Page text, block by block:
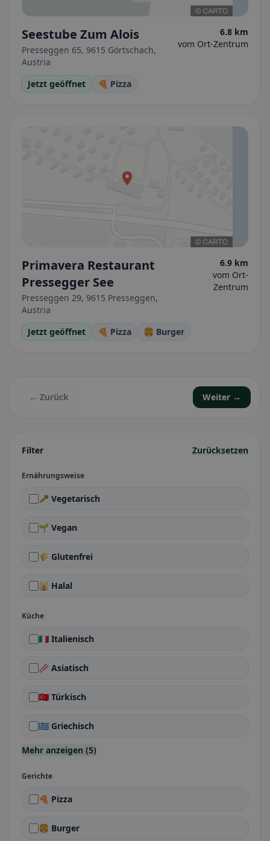
Filter Zurücksetzen
Ernährungsweise
🥕 Vegetarisch
🌱 Vegan
🌾 Glutenfrei
🕌 Halal
Küche
🇮🇹 Italienisch
🥢 Asiatisch
🇹🇷 Türkisch
🇬🇷 Griechisch
Mehr anzeigen (5)
Gerichte
🍕 Pizza
🍔 Burger
Seestube Zum Alois
Presseggen 65, 9615 Görtschach,
Austria
6.8 km
vom Ort-Zentrum
Jetzt geöffnet 🍕 Pizza
Primavera Restaurant
Pressegger See
Presseggen 29, 9615 Presseggen,
Austria
6.9 km
vom Ort-
Zentrum
Jetzt geöffnet 🍕 Pizza 🍔 Burger
← Zurück Weiter →